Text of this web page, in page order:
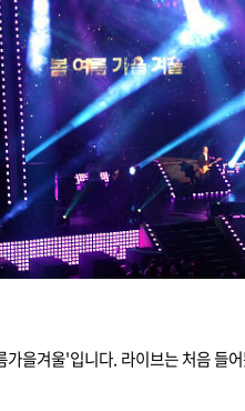
을겨울'입니다. 라이브는 처음 들